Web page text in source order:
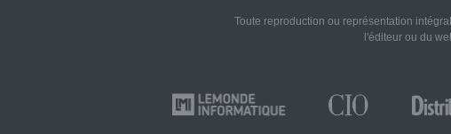
Toute reproduction ou représentation
l'éditeur ou du